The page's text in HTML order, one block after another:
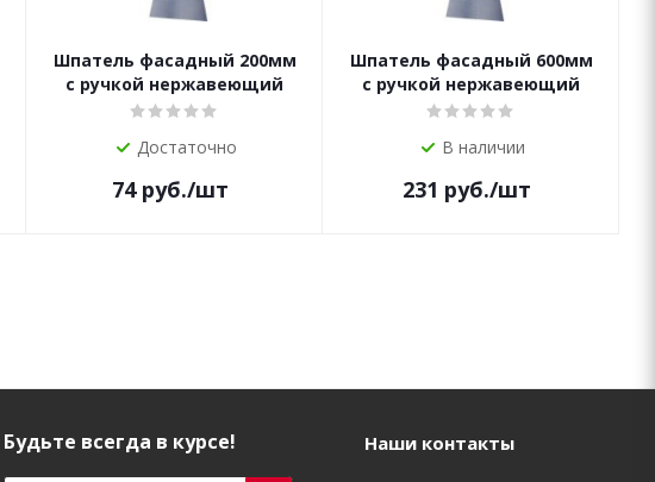
Шпатель фасадный 200мм
с ручкой нержавеющий
Достаточно
74руб./шт
Шпатель фасадный 600мм
с ручкой нержавеющий
В наличии
231 руб./шт
Будьте всегда в курсе! Наши контакты